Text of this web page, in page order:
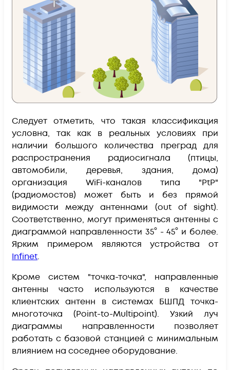
Следует отметить, что такая классификация
условна, так как в реальных условиях при
наличии большого количества преград для
распространения радиосигнала (птицы,
автомобили, деревья, здания, дома)
организация WiFi-каналов типа "PtP"
(радиомостов) может быть и без прямой
видимости между антеннами (out of sight).
Соответственно, могут применяться антенны с
диаграммой направленности 35° - 45° и более.
Ярким примером являются устройства от
Infinet.
Кроме систем "точка-точка", направленные
антенны часто используются в качестве
клиентских антенн
в системах БШПД точка-
многоточка (Point-to-Multipoint). Узкий луч
диаграммы направленности позволяет
работать с базовой станцией с минимальным
влиянием на соседнее оборудование.